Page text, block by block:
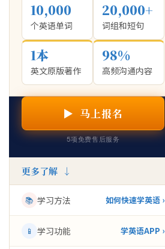
10,000
个英语单词
20,000+
词组和短句
1本
英文原版著作
98%
高频沟通内容
▶ 马上报名
5项免费售后服务
更多了解 ↓
📚 学习方法 如何快速学英语 ›
📱 学习功能 学英语APP ›